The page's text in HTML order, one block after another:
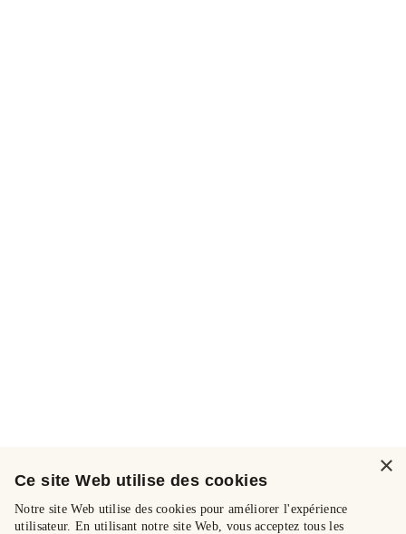
×
Ce site Web utilise des cookies
Notre site Web utilise des cookies pour améliorer l'expérience
utilisateur. En utilisant notre site Web, vous acceptez tous les